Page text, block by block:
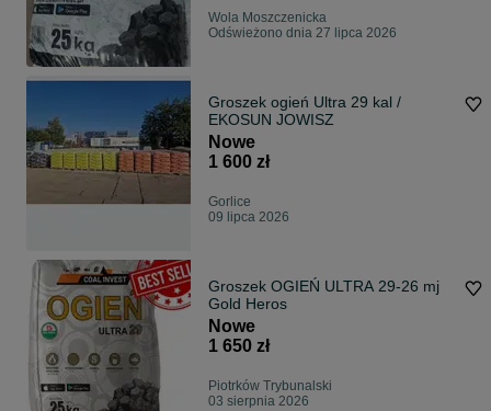
Wola Moszczenicka
Odświeżono dnia 27 lipca 2026
Groszek ogień Ultra 29 kal /
EKOSUN JOWISZ
Nowe
1 600 zł
Gorlice
09 lipca 2026
Groszek OGIEŃ ULTRA 29-26 mj
Gold Heros
Nowe
1 650 zł
Piotrków Trybunalski
03 sierpnia 2026